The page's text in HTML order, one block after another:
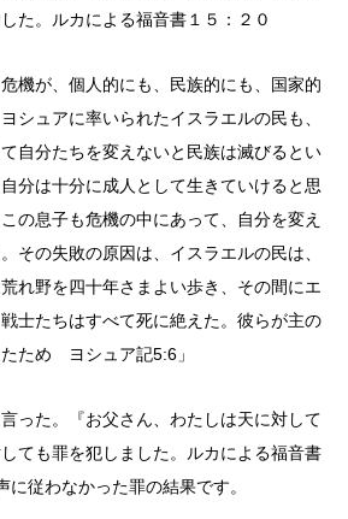
た。ルカによる福音書１５：２０
機が、個人的にも、民族的にも、国家的
シュアに率いられたイスラエルの民も、
自分たちを変えないと民族は滅びるとい
分は十分に成人として生きていけると思
の息子も危機の中にあって、自分を変え
その失敗の原因は、イスラエルの民は、
荒れ野を四十年さまよい歩き、その間にエ
士たちはすべて死に絶えた。彼らが主の
ため ヨシュア記5:6」
った。『お父さん、わたしは天に対して
ても罪を犯しました。ルカによる福音書
従わなかった罪の結果です。